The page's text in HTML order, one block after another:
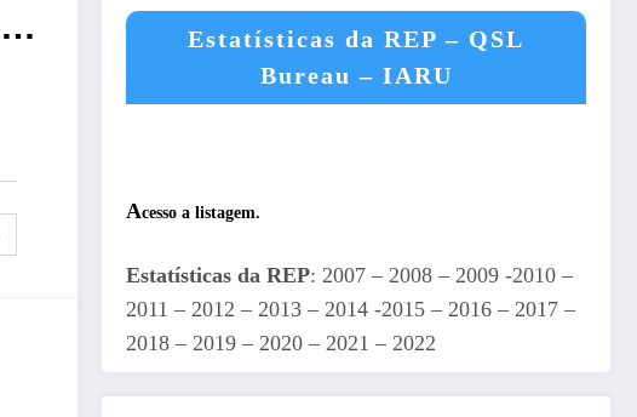
Estatísticas da REP – QSL
Bureau – IARU
Acesso a listagem.
Estatísticas da REP: 2007 – 2008 – 2009 -2010 –
2011 – 2012 – 2013 – 2014 -2015 – 2016 – 2017 –
2018 – 2019 – 2020 – 2021 – 2022